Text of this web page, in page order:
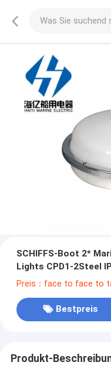
SCHIFFS-Boot 2*
Lights CPD1-2Steel
einzelnen Birne
Preis：face to face to
Bestpreis
Produkt-